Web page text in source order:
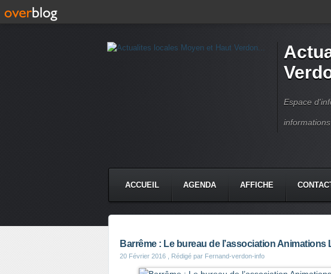
Espace
ACCUEIL AGENDA AFFICHE
Barrême : Le bureau de l’association
20 Février 2016 , Rédigé par Fernand-verdon-info